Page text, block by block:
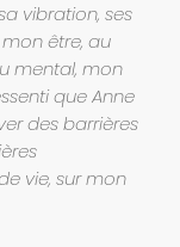
vibration, ses
être, au
mental, mon
que Anne
des barrières
vie, sur mon